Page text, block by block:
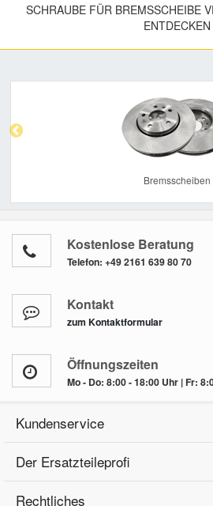
SCHRAUBE FÜR BREMSSCHEIBE
ENTDECKEN
Bremsscheiben
Kostenlose Beratung
Telefon: +49 2161 639 80 70
Kontakt
zum Kontaktformular
Öffnungszeiten
Mo - Do: 8:00 - 18:00 Uhr | Fr:
Kundenservice
Der Ersatzteileprofi
Rechtliches